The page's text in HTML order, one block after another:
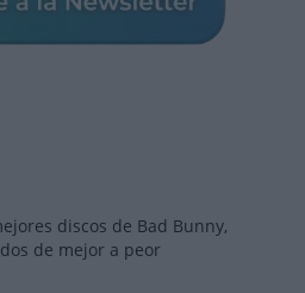
discos de Bad Bunny,
de mejor a peor